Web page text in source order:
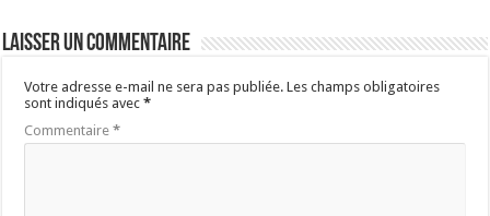
Laisser un commentaire
Votre adresse e-mail ne sera pas publiée. Les champs obligatoires
sont indiqués avec*
Commentaire*